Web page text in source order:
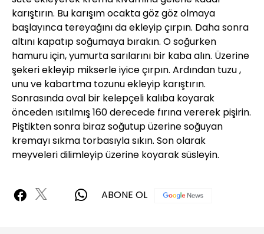
karıştırın. Bu karışım ocakta göz göz olmaya
başlayınca tereyağını da ekleyip çırpın. Daha sonra
altını kapatıp soğumaya bırakın. O soğurken
hamuru için, yumurta sarılarını bir kaba alın. Üzerine
şekeri ekleyip mikserle iyice çırpın. Ardından tuzu ,
unu ve kabartma tozunu ekleyip karıştırın.
Sonrasında oval bir kelepçeli kalıba koyarak
önceden ısıtılmış 160 derecede fırına vererek pişirin.
Piştikten sonra biraz soğutup üzerine soğuyan
kremayı sıkma torbasıyla sıkın. Son olarak
meyveleri dilimleyip üzerine koyarak süsleyin.
ABONE OL